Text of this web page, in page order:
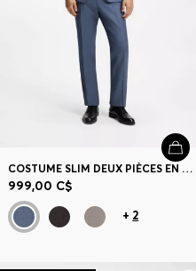
COSTUME SLIM DEUX PIÈCES EN MOHAIR STRETCH À MOTIF
999,00 C$
+ 2